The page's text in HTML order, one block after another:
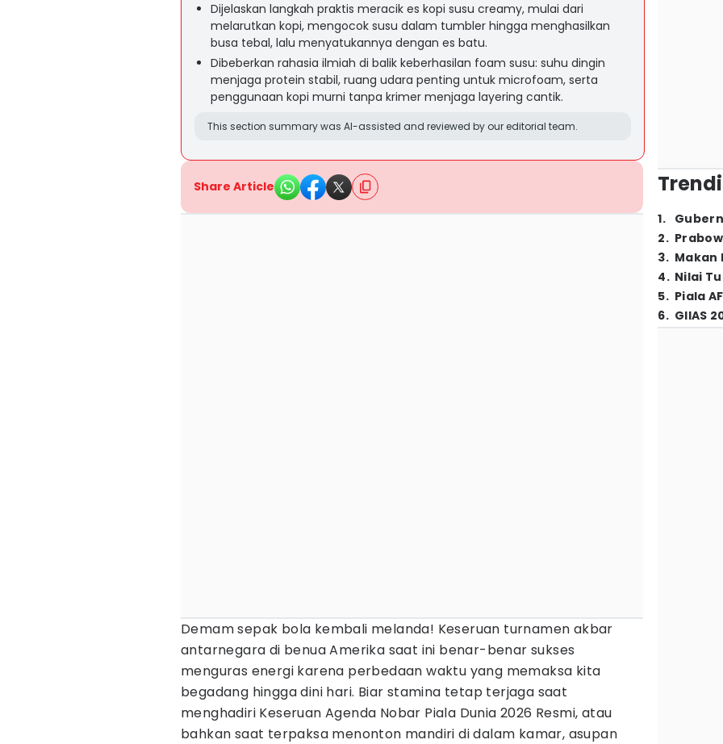
Dijelaskan langkah praktis meracik es kopi susu creamy, mulai dari
melarutkan kopi, mengocok susu dalam tumbler hingga menghasilkan
busa tebal, lalu menyatukannya dengan es batu.
Dibeberkan rahasia ilmiah di balik keberhasilan foam susu: suhu dingin
menjaga protein stabil, ruang udara penting untuk microfoam, serta
penggunaan kopi murni tanpa krimer menjaga layering cantik.
This section summary was AI-assisted and reviewed by our editorial team.
Share Article
Demam sepak bola kembali melanda! Keseruan turnamen akbar
antarnegara di benua Amerika saat ini benar-benar sukses
menguras energi karena perbedaan waktu yang memaksa kita
begadang hingga dini hari. Biar stamina tetap terjaga saat
menghadiri Keseruan Agenda Nobar Piala Dunia 2026 Resmi, atau
bahkan saat terpaksa menonton mandiri di dalam kamar, asupan
1.
2.
3. Makan
4. Nilai
5. Piala
6. GIIAS